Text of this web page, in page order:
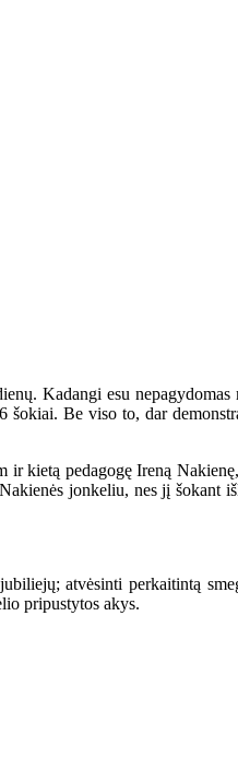
Kadangi esu
Be viso to, dar
kietą pedagogę Ireną
jonkeliu, nes jį
atvėsinti perkaitintą
pripustytos akys.